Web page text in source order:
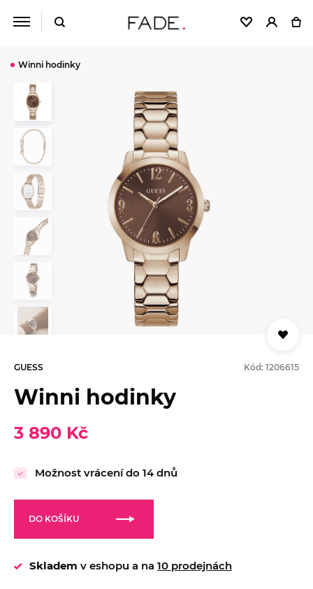
Winni hodinky
GUESS Kód: 1206615
Winni hodinky
3 890 Kč
Možnost vrácení do 14 dnů
DO KOŠÍKU
Skladem v eshopu a na 10 prodejnách